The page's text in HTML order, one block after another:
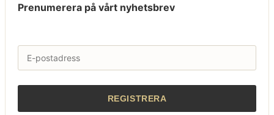
Prenumerera på vårt nyhetsbrev